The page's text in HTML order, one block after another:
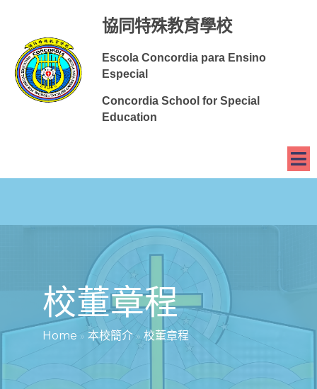
協同特殊教育學校
Escola Concordia para Ensino
Especial
Concordia School for Special
Education
校董章程
Home » 本校簡介 » 校董章程